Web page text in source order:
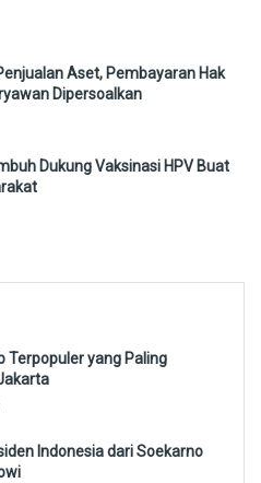
Aset, Pembayaran Hak
Dipersoalkan
Dukung Vaksinasi HPV Buat
Terpopuler yang Paling
Indonesia dari Soekarno